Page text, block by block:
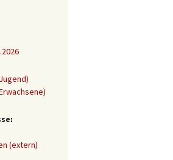
(extern)